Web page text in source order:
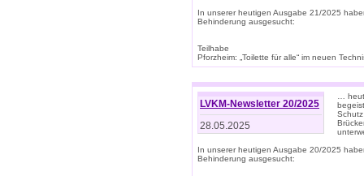
In unserer heutigen Ausgabe 21/2025
Behinderung ausgesucht:
Teilhabe
Pforzheim: „Toilette für alle“ im neuen
LVKM-Newsletter 20/2025
28.05.2025
…
In unserer heutigen Ausgabe 20/2025
Behinderung ausgesucht: